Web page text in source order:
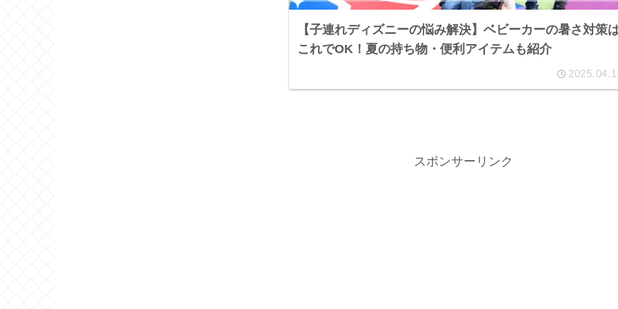
【子連れディズニーの悩み解決】ベビーカーの暑さ対策
これでOK！夏の持ち物・便利アイテムも紹介
スポンサーリンク